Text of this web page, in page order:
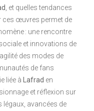
, et quelles tendances
ces œuvres permet de
: une rencontre
et innovations de
des modes de
de fans
liée à
Lafrad en
et réflexion sur
légaux, avancées de